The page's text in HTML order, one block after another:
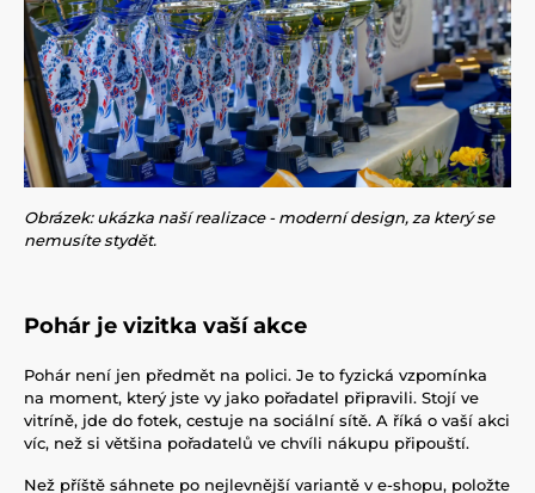
Obrázek: ukázka naší realizace - moderní design, za který se
nemusíte stydět.
Pohár je vizitka vaší akce
Pohár není jen předmět na polici. Je to fyzická vzpomínka
na moment, který jste vy jako pořadatel připravili. Stojí ve
vitríně, jde do fotek, cestuje na sociální sítě. A říká o vaší akci
víc, než si většina pořadatelů ve chvíli nákupu připouští.
Než příště sáhnete po nejlevnější variantě v e-shopu, položte